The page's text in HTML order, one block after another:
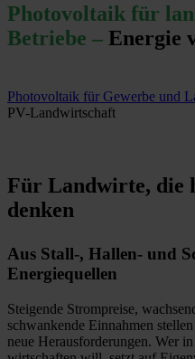
Photovoltaik für
Betriebe – Energie
Photovoltaik für Gewerbe und
PV-Landwirtschaft
Für Landwirte, die
denken
Aus Stall-, Hallen- und
Energiequellen
Steigende Strompreise,
schwankende Einnahmen
neue Herausforderungen. Wer